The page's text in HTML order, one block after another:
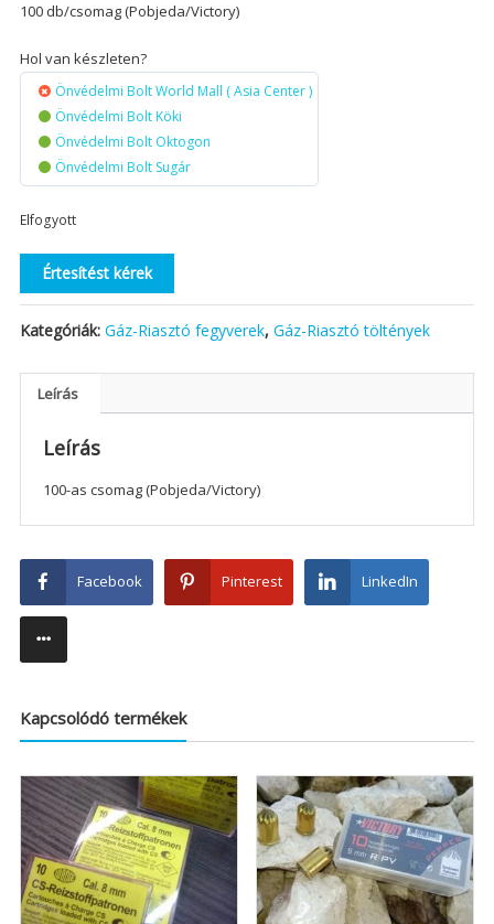
100 db/csomag (Pobjeda/Victory)
Hol van készleten?
Önvédelmi Bolt World Mall ( Asia Center )
Önvédelmi Bolt Köki
Önvédelmi Bolt Oktogon
Önvédelmi Bolt Sugár
Elfogyott
Értesítést kérek
Kategóriák: Gáz-Riasztó fegyverek, Gáz-Riasztó töltények
Leírás
Leírás
100-as csomag (Pobjeda/Victory)
Facebook Pinterest LinkedIn
Kapcsolódó termékek